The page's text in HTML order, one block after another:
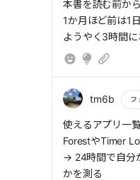
本書を読む前か
1か月ほど前は1
ようやく3時間に
tm6b フ
もっと読む
使えるアプリ一
ForestやTimer
→ 24時間で自分
かを測る